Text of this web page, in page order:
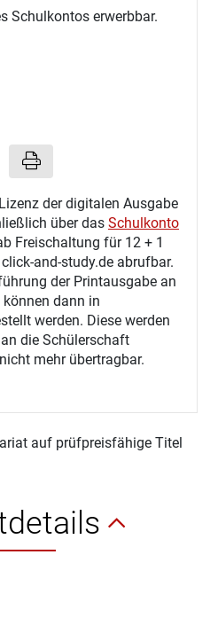
Schulkontos erwerbbar.
der digitalen Ausgabe
über das Schulkonto
Freischaltung für 12 + 1
and-study.de abrufbar.
der Printausgabe an
können dann in
werden. Diese werden
die Schülerschaft
mehr übertragbar.
auf prüfpreisfähige Titel